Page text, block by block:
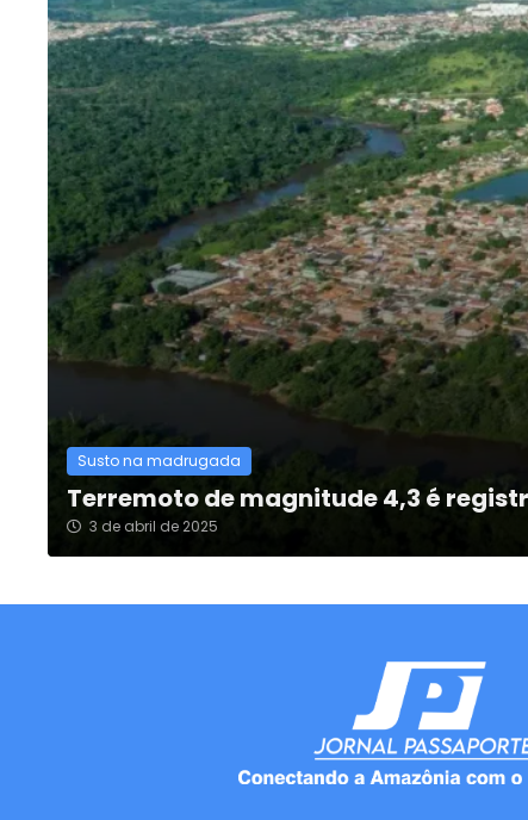
Susto na madrugada
Terremoto de magnitude 4,3 é
3 de abril de 2025